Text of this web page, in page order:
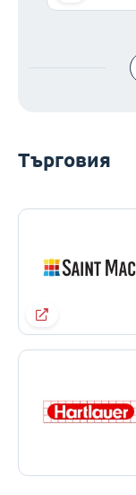
Търговия